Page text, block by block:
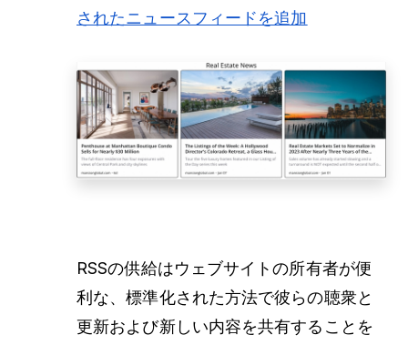
されたニュースフィードを追加
RSSの供給はウェブサイトの所有者が便
利な、標準化された方法で彼らの聴衆と
更新および新しい内容を共有することを